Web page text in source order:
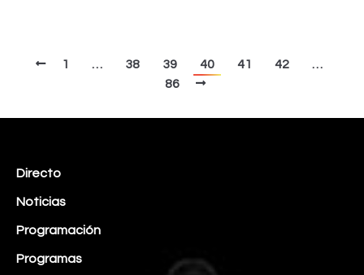
1 … 38 39 40 41 42
…
86
Directo
Noticias
Programación
Programas